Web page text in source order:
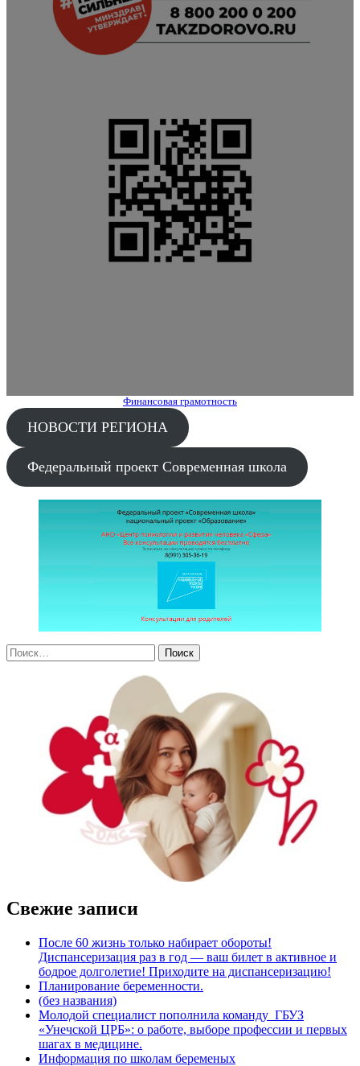
Финансовая грамотность
НОВОСТИ РЕГИОНА
Федеральный проект Современная школа
Свежие записи
После 60 жизнь только набирает обороты!
Диспансеризация раз в год — ваш билет в активное и
бодрое долголетие! Приходите на диспансеризацию!
Планирование беременности.
(без названия)
Молодой специалист пополнила команду ГБУЗ
«Унечской ЦРБ»: о работе, выборе профессии и первых
шагах в медицине.
Информация по школам беременых